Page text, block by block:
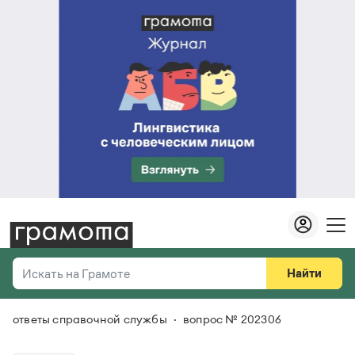
Искать на Грамоте
Справочная служба
Найти
Везде
ответы справочной службы вопрос № 202306